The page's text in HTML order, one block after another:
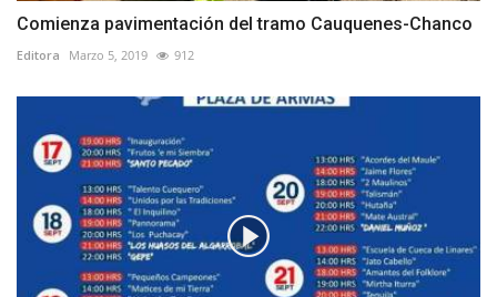
Comienza pavimentación del tramo Cauquenes-Chanco
Editora Marzo 5, 2019 912